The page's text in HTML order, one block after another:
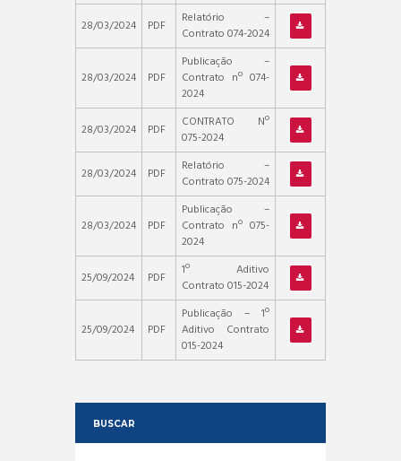
28/03/2024
PDF
Relatório –
Contrato 074-2024
28/03/2024 PDF
Publicação –
Contrato nº 074-
2024
28/03/2024
PDF
CONTRATO Nº
075-2024
28/03/2024
PDF
Relatório –
Contrato 075-2024
28/03/2024 PDF
Publicação –
Contrato nº 075-
2024
25/09/2024
PDF
1º Aditivo
Contrato 015-2024
25/09/2024 PDF
Publicação – 1º
Aditivo Contrato
015-2024
BUSCAR